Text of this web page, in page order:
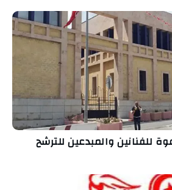
للفنانين والمبدعين للترشح